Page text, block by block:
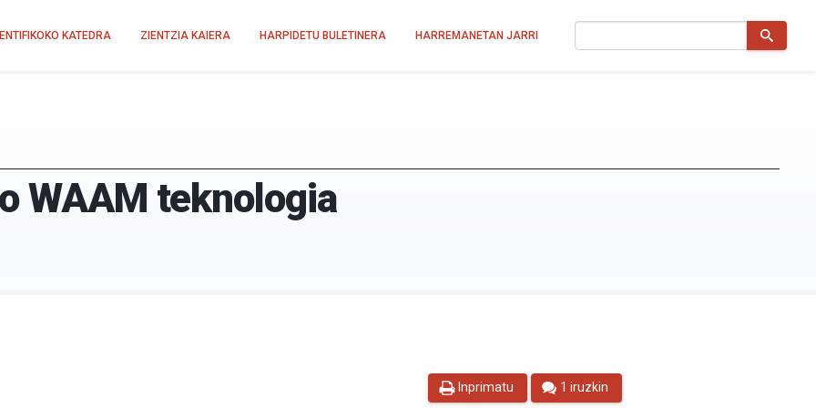
KATEDRA ZIENTZIA KAIERA HARPIDETU BULETINERA HARREMANETAN JARRI
WAAM teknologia
Inprimatu 1 iruzkin